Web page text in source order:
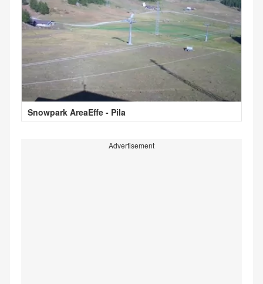
Snowpark AreaEffe - Pila
Advertisement